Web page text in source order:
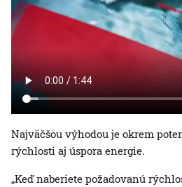
Najväčšou výhodou je okrem
rýchlosti aj úspora energie.
„Keď naberiete požadovanú